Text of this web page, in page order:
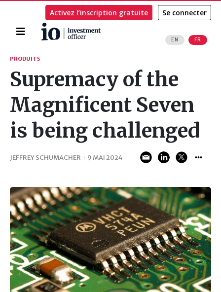
Accueil
EN FR
Activez l’inscription gratuite Se connecter
Rechercher
PRODUITS
Supremacy of the
Magnificent Seven
is being challenged
JEFFREY SCHUMACHER · 9 MAI 2024